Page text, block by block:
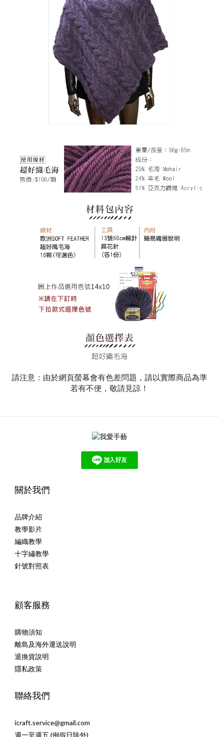
請注意：由於網頁螢幕會有色差問題，請以實際商品為準
若有不便，敬請見諒！
關於我們
品牌介紹
教學影片
編織教學
十字繡教學
針號對照表
顧客服務
購物須知
離島及海外運送說明
退換貨說明
隱私政策
聯絡我們
icraft.service@gmail.com
週一至週五 (例假日除外)